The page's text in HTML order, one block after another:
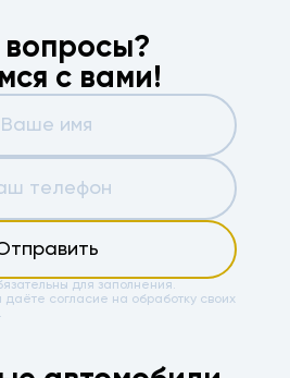
с вами!
для заполнения.
даёте согласие на обработку своих